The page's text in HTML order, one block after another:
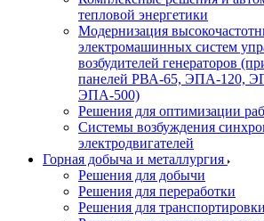
тепловой энергетики
Модернизация
электромашинных систем
возбудителей генераторов
панелей РВА-65, ЭПА-120,
ЭПА-500)
Решения для оптимизации
Системы возбуждения
электродвигателей
Горная добыча и металлургия
Решения для добычи
Решения для переработки
Решения для транспортировки